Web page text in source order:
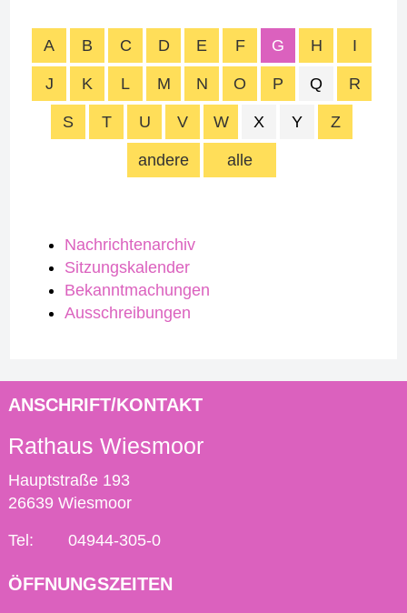
Nachrichtenarchiv
Sitzungskalender
Bekanntmachungen
Ausschreibungen
alle
A B C D E F G H I
J K L M N O P Q R
S T U V W X Y Z
andere
ANSCHRIFT/KONTAKT
Rathaus Wiesmoor
Hauptstraße 193
26639 Wiesmoor
Tel: 04944-305-0
ÖFFNUNGSZEITEN